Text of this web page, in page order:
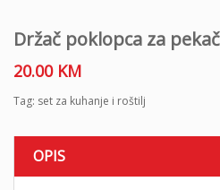
Držač poklopca za
20.00 KM
Tag: set za kuhanje i roštilj
OPIS